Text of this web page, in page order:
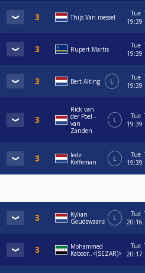
Thijs Van roessel
Tue
19:39
Rupert Martis
Tue
19:39
Bert Alting L
Tue
19:39
Rick van
der Poel -
van
Zanden
L
Tue
19:39
Iede
Koffeman
L
Tue
19:39
Kylian
Goudswaаrԁ
L
Tue
20:16
Mohammed
Kaboor..<(SEZAR)>
Tue
20:17